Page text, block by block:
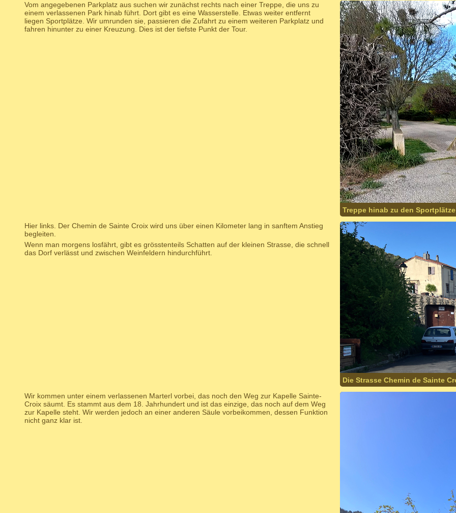
Vom angegebenen Parkplatz aus suchen wir zunächst rechts nach einer Treppe, die uns zu
einem verlassenen Park hinab führt. Dort gibt es eine Wasserstelle. Etwas weiter entfernt
liegen Sportplätze. Wir umrunden sie, passieren die Zufahrt zu einem weiteren Parkplatz und
fahren hinunter zu einer Kreuzung. Dies ist der tiefste Punkt der Tour.
Treppe hinab zu den
Hier links. Der Chemin de Sainte Croix wird uns über einen Kilometer lang in sanftem Anstieg
begleiten.
Wenn man morgens losfährt, gibt es grösstenteils Schatten auf der kleinen Strasse, die schnell
das Dorf verlässt und zwischen Weinfeldern hindurchführt.
Die Strasse Chemin de Sainte
Wir kommen unter einem verlassenen Marterl vorbei, das noch den Weg zur Kapelle Sainte-
Croix säumt. Es stammt aus dem 18. Jahrhundert und ist das einzige, das noch auf dem Weg
zur Kapelle steht. Wir werden jedoch an einer anderen Säule vorbeikommen, dessen Funktion
nicht ganz klar ist.